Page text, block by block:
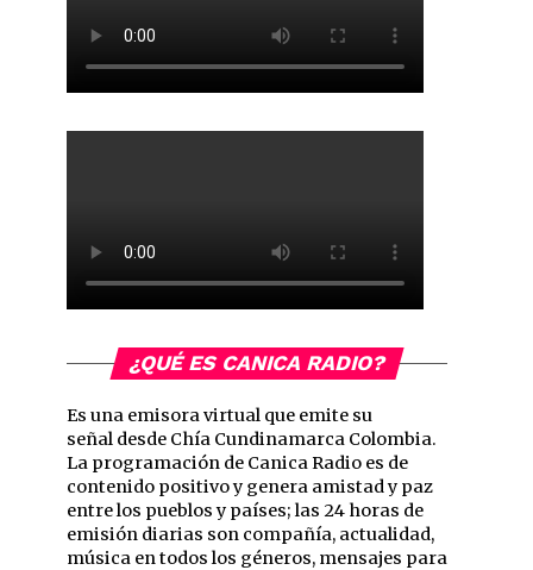
¿QUÉ ES CANICA RADIO?
Es una emisora virtual que emite su
señal desde Chía Cundinamarca Colombia.
La programación de Canica Radio es de
contenido positivo y genera amistad y paz
entre los pueblos y países; las 24 horas de
emisión diarias son compañía, actualidad,
música en todos los géneros, mensajes para